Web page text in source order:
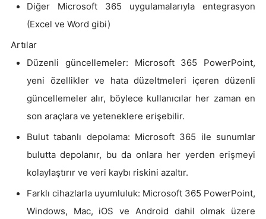
Diğer Microsoft 365 uygulamalarıyla entegrasyon
(Excel ve Word gibi)
Artılar
Düzenli güncellemeler: Microsoft 365 PowerPoint,
yeni özellikler ve hata düzeltmeleri içeren düzenli
güncellemeler alır, böylece kullanıcılar her zaman en
son araçlara ve yeteneklere erişebilir.
Bulut tabanlı depolama: Microsoft 365 ile sunumlar
bulutta depolanır, bu da onlara her yerden erişmeyi
kolaylaştırır ve veri kaybı riskini azaltır.
Farklı cihazlarla uyumluluk: Microsoft 365 PowerPoint,
Windows, Mac, iOS ve Android dahil olmak üzere